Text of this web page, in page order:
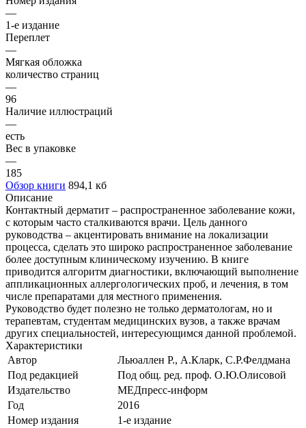
—
1-е издание
Переплет
—
Мягкая обложка
количество страниц
—
96
Наличие иллюстраций
—
есть
Вес в упаковке
—
185
Обзор книги 894,1 кб
Описание
Контактный дерматит – распространенное заболевание кожи,
с которым часто сталкиваются врачи. Цель данного
руководства – акцентировать внимание на локализации
процесса, сделать это широко распространенное заболевание
более доступным клиническому изучению. В книге
приводится алгоритм диагностики, включающий выполнение
аппликационных аллергологических проб, и лечения, в том
числе препаратами для местного применения.
Руководство будет полезно не только дерматологам, но и
терапевтам, студентам медицинских вузов, а также врачам
других специальностей, интересующимся данной проблемой.
Характеристики
Автор
Льюаллен Р., А.Кларк, С.Р.Фелдмана
Под редакцией
Под общ. ред. проф. О.Ю.Олисовой
Издательство
МЕДпресс-информ
Год
2016
Номер издания
1-е издание